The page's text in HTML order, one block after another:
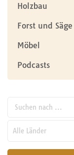
Holzbau
Forst und Säge
Möbel
Podcasts